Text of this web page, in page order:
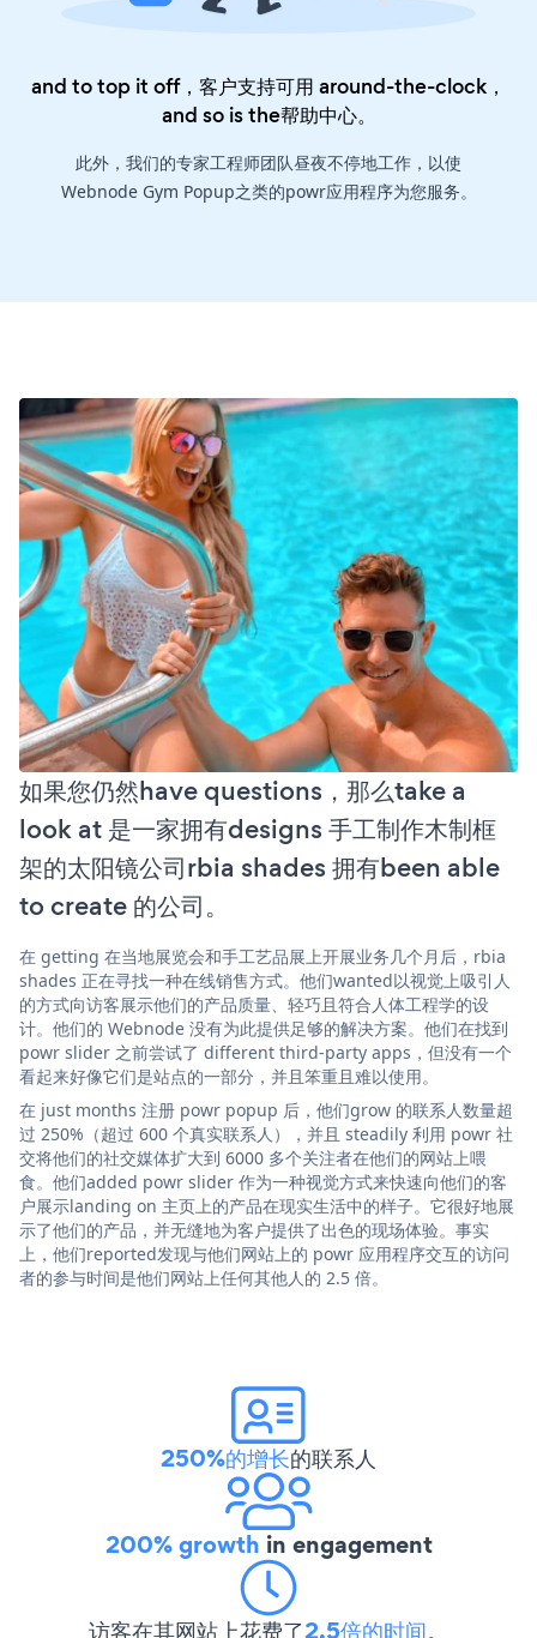
and to top it off，客户支持可用 around-the-clock，
and so is the帮助中心。
此外，我们的专家工程师团队昼夜不停地工作，以使
Webnode Gym Popup之类的powr应用程序为您服务。
如果您仍然have questions，那么take a
look at 是一家拥有designs 手工制作木制框
架的太阳镜公司rbia shades 拥有been able
to create 的公司。
在 getting 在当地展览会和手工艺品展上开展业务几个月后，rbia
shades 正在寻找一种在线销售方式。他们wanted以视觉上吸引人
的方式向访客展示他们的产品质量、轻巧且符合人体工程学的设
计。他们的 Webnode 没有为此提供足够的解决方案。他们在找到
powr slider 之前尝试了 different third-party apps，但没有一个
看起来好像它们是站点的一部分，并且笨重且难以使用。
在 just months 注册 powr popup 后，他们grow 的联系人数量超
过 250%（超过 600 个真实联系人），并且 steadily 利用 powr 社
交将他们的社交媒体扩大到 6000 多个关注者在他们的网站上喂
食。他们added powr slider 作为一种视觉方式来快速向他们的客
户展示landing on 主页上的产品在现实生活中的样子。它很好地展
示了他们的产品，并无缝地为客户提供了出色的现场体验。事实
上，他们reported发现与他们网站上的 powr 应用程序交互的访问
者的参与时间是他们网站上任何其他人的 2.5 倍。
250%的增长的联系人
200% growth in engagement
访客在其网站上花费了2.5倍的时间。